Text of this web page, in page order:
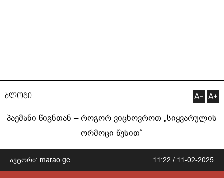
ბლოგი
პაემანი წიგნთან – როგორ ვიცხოვროთ „სიყვარულის
ორმოცი წესით“
ავტორი: marao.ge 11:22 / 11-02-2025